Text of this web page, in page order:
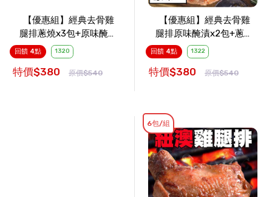
【優惠組】經典去骨雞
腿排蔥燒x3包+原味醃漬
x3包
回饋 4點 1320
特價$380 原價$540
【優惠組】經典去骨雞
腿排原味醃漬x2包+蔥燒
x2包+紐澳良x2包
回饋 4點 1322
特價$380 原價$540
6包/組